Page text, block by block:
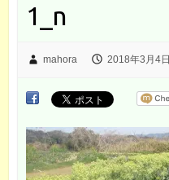
1_n
mahora 2018年3月4日